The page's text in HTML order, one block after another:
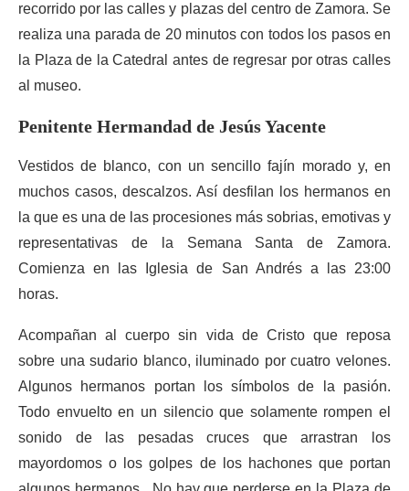
recorrido por las calles y plazas del centro de Zamora. Se
realiza una parada de 20 minutos con todos los pasos en
la Plaza de la Catedral antes de regresar por otras calles
al museo.
Penitente Hermandad de Jesús Yacente
Vestidos de blanco, con un sencillo fajín morado y, en
muchos casos, descalzos. Así desfilan los hermanos en
la que es una de las procesiones más sobrias, emotivas y
representativas de la Semana Santa de Zamora.
Comienza en las Iglesia de San Andrés a las 23:00
horas.
Acompañan al cuerpo sin vida de Cristo que reposa
sobre una sudario blanco, iluminado por cuatro velones.
Algunos hermanos portan los símbolos de la pasión.
Todo envuelto en un silencio que solamente rompen el
sonido de las pesadas cruces que arrastran los
mayordomos o los golpes de los hachones que portan